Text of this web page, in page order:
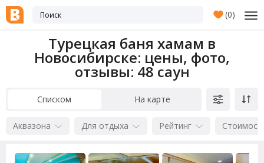
(0)
Турецкая баня хамам в
Новосибирске: цены, фото,
отзывы: 48 саун
Списком На карте
Аквазона Для отдыха Рейтинг